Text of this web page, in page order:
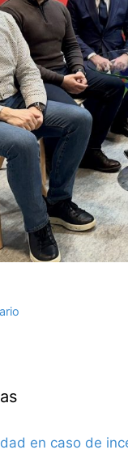
en caso de